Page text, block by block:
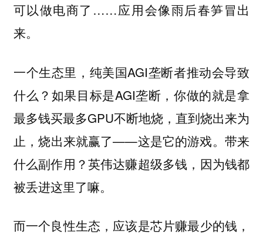
可以做电商了……应用会像雨后春笋冒出
来。
一个生态里，纯美国AGI垄断者推动会导致
什么？如果目标是AGI垄断，你做的就是拿
最多钱买最多GPU不断地烧，直到烧出来为
止，烧出来就赢了——这是它的游戏。带来
什么副作用？英伟达赚超级多钱，因为钱都
被丢进这里了嘛。
而一个良性生态，应该是芯片赚最少的钱，